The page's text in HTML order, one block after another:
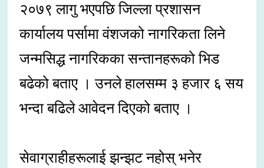
२०७९ लागु भएपछि जिल्ला प्रशासन
कार्यालय पर्सामा वंशजको नागरिकता लिने
जन्मसिद्ध नागरिकका सन्तानहरूको भिड
बढेको बताए । उनले हालसम्म ३ हजार ६ सय
भन्दा बढिले आवेदन दिएको बताए ।
सेवाग्राहीहरूलाई झन्झट नहोस् भनेर